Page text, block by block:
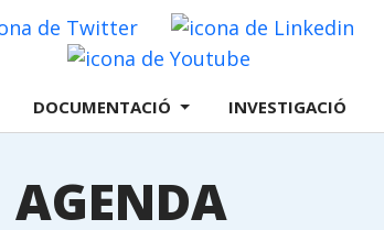
Twitter
DOCUMENTACIÓ INVESTIGACIÓ
AGENDA